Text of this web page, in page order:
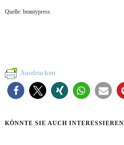
Quelle: beautypress
Ausdrucken
KÖNNTE SIE AUCH INTERESSIEREN